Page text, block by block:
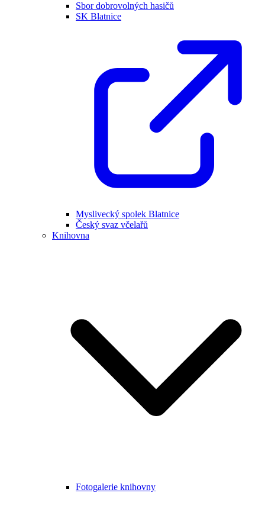
Sbor dobrovolných hasičů
SK Blatnice
Myslivecký spolek Blatnice
Český svaz včelařů
Knihovna
Fotogalerie knihovny